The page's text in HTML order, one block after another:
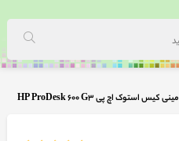
مینی کیس استوک اچ پی HP ProDesk 600 G3